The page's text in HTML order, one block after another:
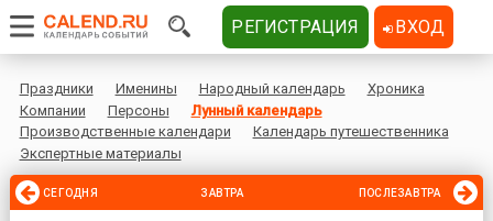
Праздники Именины Народный календарь
Хроника
Компании
Персоны
Лунный календарь
Производственные календари
Календарь путешественника
Экспертные материалы
СЕГОДНЯ ЗАВТРА ПОСЛЕЗАВТРА
РЕГИСТРАЦИЯ ВХОД